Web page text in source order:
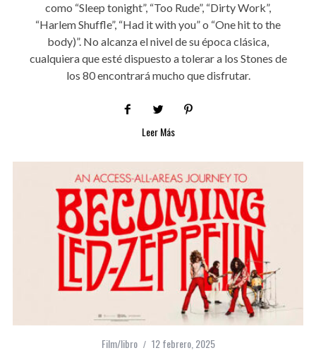
como “Sleep tonight”, “Too Rude”, “Dirty Work”,
“Harlem Shuffle”, “Had it with you” o “One hit to the
body)”. No alcanza el nivel de su época clásica,
cualquiera que esté dispuesto a tolerar a los Stones de
los 80 encontrará mucho que disfrutar.
Leer Más
Film/libro 12 febrero, 2025